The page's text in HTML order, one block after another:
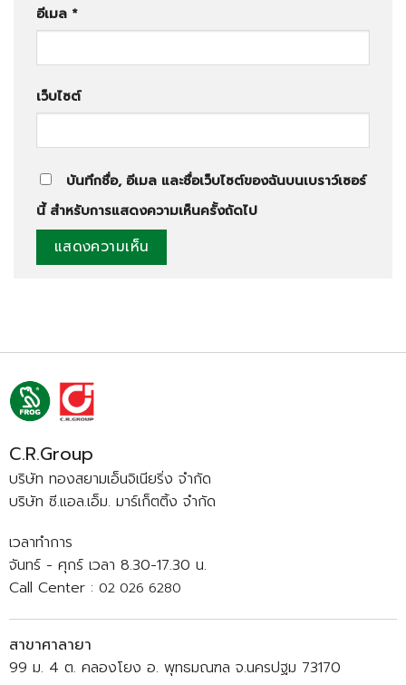
อีเมล *
เว็บไซต์
บันทึกชื่อ, อีเมล และชื่อเว็บไซต์ของฉันบนเบราว์เซอร์
นี้ สำหรับการแสดงความเห็นครั้งถัดไป
C.R.Group
บริษัท ทองสยามเอ็นจิเนียริ่ง จำกัด
บริษัท ซี.แอล.เอ็ม. มาร์เก็ตติ้ง จำกัด
เวลาทำการ
จันทร์ - ศุกร์ เวลา 8.30-17.30 น.
Call Center : 02 026 6280
สาขาศาลายา
99 ม. 4 ต. คลองโยง อ. พุทธมณฑล จ.นครปฐม 73170